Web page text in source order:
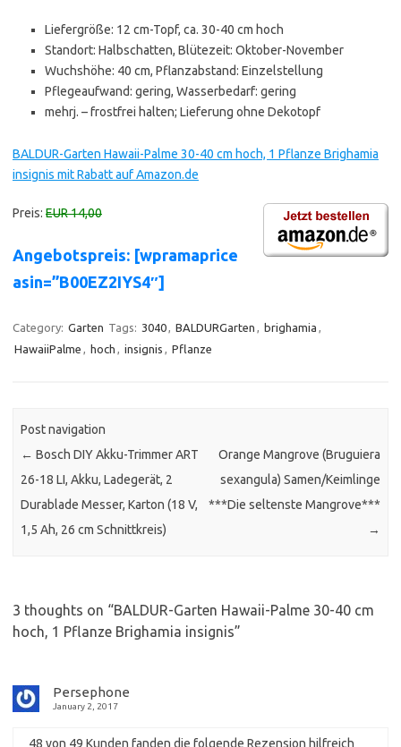
Liefergröße: 12 cm-Topf, ca. 30-40 cm hoch
Standort: Halbschatten, Blütezeit: Oktober-November
Wuchshöhe: 40 cm, Pflanzabstand: Einzelstellung
Pflegeaufwand: gering, Wasserbedarf: gering
mehrj. – frostfrei halten; Lieferung ohne Dekotopf
BALDUR-Garten Hawaii-Palme 30-40 cm hoch, 1 Pflanze Brighamia
insignis mit Rabatt auf Amazon.de
Preis: EUR 14,00
Angebotspreis: [wpramaprice
asin=”B00EZ2IYS4″]
Category: Garten Tags: 3040, BALDURGarten , brighamia ,
HawaiiPalme , hoch , insignis , Pflanze
Post navigation
← Bosch DIY Akku-Trimmer ART
26-18 LI, Akku, Ladegerät, 2
Durablade Messer, Karton (18 V,
1,5 Ah, 26 cm Schnittkreis)
Orange Mangrove (Bruguiera
sexangula) Samen/Keimlinge
***Die seltenste Mangrove***
→
3 thoughts on “BALDUR-Garten Hawaii-Palme 30-40 cm
hoch, 1 Pflanze Brighamia insignis”
Persephone
January 2, 2017
48 von 49 Kunden fanden die folgende Rezension hilfreich